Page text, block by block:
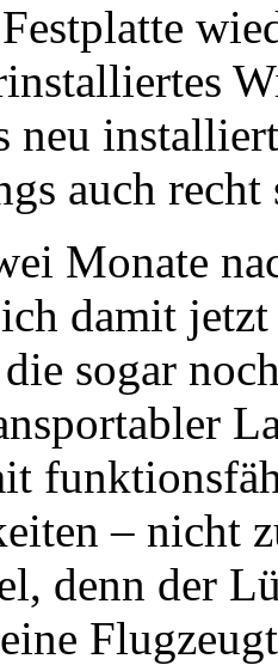
neu
auch recht
Monate
damit
sogar
– nicht
denn der